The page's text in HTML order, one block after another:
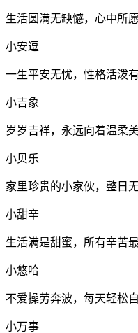
生活圆满无缺憾，心中所
小安逗
一生平安无忧，性格活泼
小吉象
岁岁吉祥，永远向着温柔
小贝乐
家里珍贵的小家伙，整日
小甜辛
生活满是甜蜜，所有辛苦
小悠哈
不爱操劳奔波，每天轻松
小万事